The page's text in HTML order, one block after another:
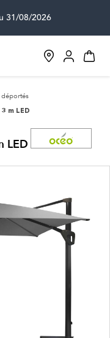
31/08/2026
déportés
m LED
LED